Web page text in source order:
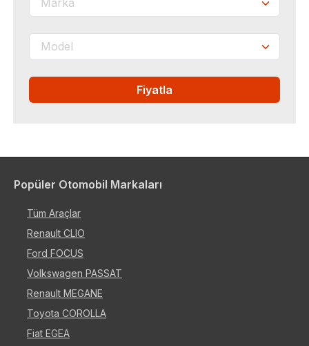
Fiyatla
Popüler Otomobil Markaları
Tüm Araçlar
Renault CLIO
Ford FOCUS
Volkswagen PASSAT
Renault MEGANE
Toyota COROLLA
Fiat EGEA